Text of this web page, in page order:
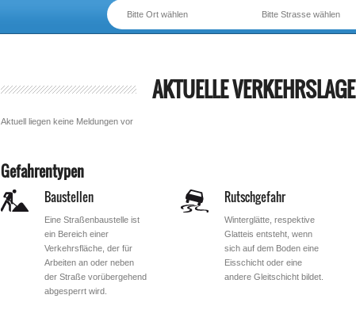
Bitte Strasse wählen
Bitte Ort wählen
AKTUELLE VERKEHRSLAGE
Aktuell liegen keine Meldungen vor
Gefahrentypen
Baustellen
Eine Straßenbaustelle ist
ein Bereich einer
Verkehrsfläche, der für
Arbeiten an oder neben
der Straße vorübergehend
abgesperrt wird.
Rutschgefahr
Winterglätte, respektive
Glatteis entsteht, wenn
sich auf dem Boden eine
Eisschicht oder eine
andere Gleitschicht bildet.